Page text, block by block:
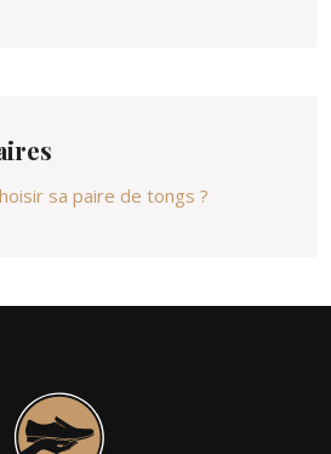
sa paire de tongs ?